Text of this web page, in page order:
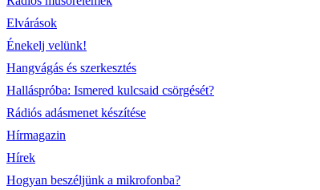
Elvárások
Énekelj velünk!
Hangvágás és szerkesztés
Halláspróba: Ismered kulcsaid csörgését?
Rádiós adásmenet készítése
Hírmagazin
Hírek
Hogyan beszéljünk a mikrofonba?